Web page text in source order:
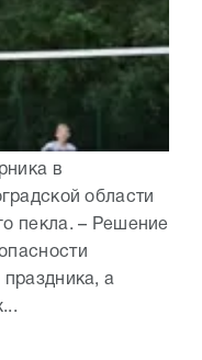
в
области
пекла. – Решение
праздника, а